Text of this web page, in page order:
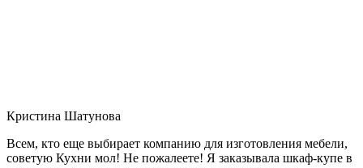
Кристина Шатунова
Всем, кто еще выбирает компанию для изготовления мебели,
советую Кухни мол! Не пожалеете! Я заказывала шкаф-купе в